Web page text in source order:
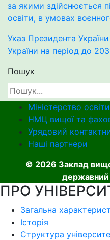
за якими здійснюється
освіти, в умовах
Указ Президента
України на період до
Пошук
Міністерство
НМЦ вищої та
Урядовий
Наші партнери
© 2026 Заклад
державний
ПРО
Загальна
Історія
Структура